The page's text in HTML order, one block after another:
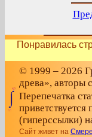
Понравилась
© 1999 – 2026
древа», авторы
Перепечатка
(гиперссылки)
Сайт живет на